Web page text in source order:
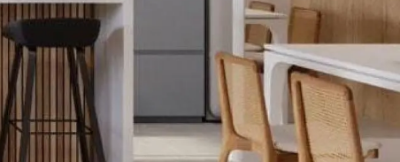
Encontre um corretor